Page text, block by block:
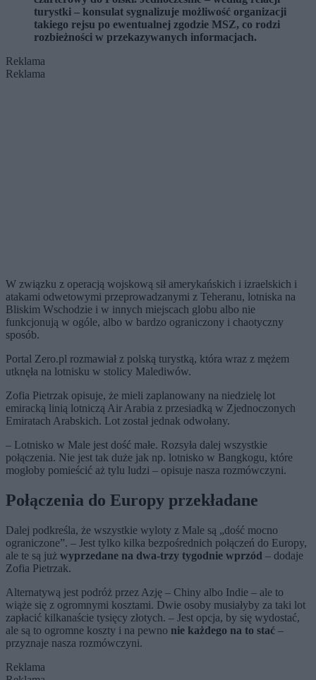
turystki – konsulat sygnalizuje możliwość organizacji
takiego rejsu po ewentualnej zgodzie MSZ, co rodzi
rozbieżności w przekazywanych informacjach.
Reklama
Reklama
W związku z operacją wojskową sił amerykańskich i izraelskich i
atakami odwetowymi przeprowadzanymi z Teheranu, lotniska na
Bliskim Wschodzie i w innych miejscach globu albo nie
funkcjonują w ogóle, albo w bardzo ograniczony i chaotyczny
sposób.
Portal Zero.pl rozmawiał z polską turystką, która wraz z mężem
utknęła na lotnisku w stolicy Malediwów.
Zofia Pietrzak opisuje, że mieli zaplanowany na niedzielę lot
emiracką linią lotniczą Air Arabia z przesiadką w Zjednoczonych
Emiratach Arabskich. Lot został jednak odwołany.
– Lotnisko w Male jest dość małe. Rozsyła dalej wszystkie
połączenia. Nie jest tak duże jak np. lotnisko w Bangkogu, które
mogłoby pomieścić aż tylu ludzi – opisuje nasza rozmówczyni.
Połączenia do Europy przekładane
Dalej podkreśla, że wszystkie wyloty z Male są „dość mocno
ograniczone”. – Jest tylko kilka bezpośrednich połączeń do Europy,
ale te są już wyprzedane na dwa-trzy tygodnie wprzód – dodaje
Zofia Pietrzak.
Alternatywą jest podróż przez Azję – Chiny albo Indie – ale to
wiąże się z ogromnymi kosztami. Dwie osoby musiałyby za taki lot
zapłacić kilkanaście tysięcy złotych. – Jest opcja, by się wydostać,
ale są to ogromne koszty i na pewno nie każdego na to stać –
przyznaje nasza rozmówczyni.
Reklama